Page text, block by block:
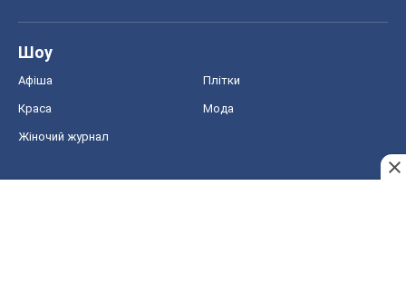
Шоу
Афіша Плітки
Краса Мода
Жіночий журнал